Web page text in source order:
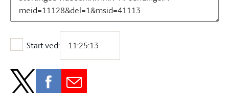
Start ved:
Start ved: